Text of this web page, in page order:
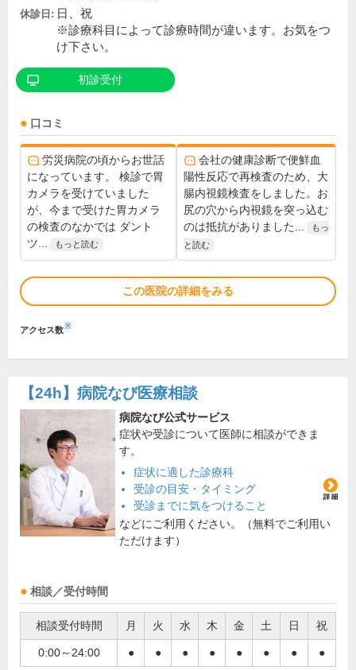
休診日: 日、祝
※診療科目によって診療時間が違います。お気をつ
け下さい。
初診受付
口コミ
労災病院の頃からお世話
になっています。 検診で胃
カメラを受けていました
が、今まで受けた胃カメラ
の検査のなかでは ダント
ツ...
もっと読む
会社の健康診断で便鮮血
陽性反応で再検査のため、大
腸内視鏡検査をしました。お
尻の穴から内視鏡を突っ込む
のは抵抗がありました...
もっ
と読む
この医院の詳細をみる
アクセス数※
【24h】 病院なび医療相談
病院なび公式サービス
症状や受診について医師に相談ができま
す。
症状に適した診療科
受診の目安・タイミング
受診までに気をつけること
などにご利用ください。（無料でご利用い
ただけます）
相談／受付時間
相談受付時間 月 火 水 木 金 土 日 祝
0:00～24:00 ● ● ● ● ● ● ● ●